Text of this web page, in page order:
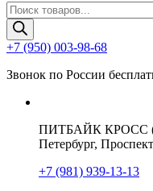
Поиск
товаров
+7 (950) 003-98-68
Звонок по России
ПИТБАЙК КРОСС
Петербург,
+7 (981) 939-13-13